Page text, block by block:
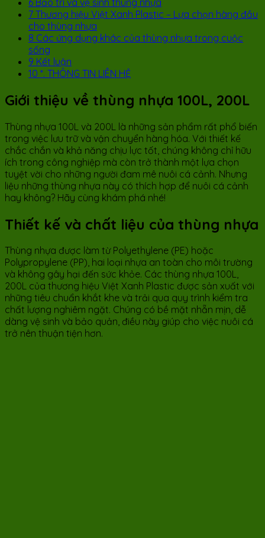
7 Thương hiệu Việt Xanh Plastic – Lựa chọn hàng đầu
cho thùng nhựa
8 Các ứng dụng khác của thùng nhựa trong cuộc
sống
9 Kết luận
10 *. THÔNG TIN LIÊN HỆ
Giới thiệu về thùng nhựa 100L, 200L
Thùng nhựa 100L và 200L là những sản phẩm rất phổ biến
trong việc lưu trữ và vận chuyển hàng hóa. Với thiết kế
chắc chắn và khả năng chịu lực tốt, chúng không chỉ hữu
ích trong công nghiệp mà còn trở thành một lựa chọn
tuyệt vời cho những người đam mê nuôi cá cảnh. Nhưng
liệu những thùng nhựa này có thích hợp để nuôi cá cảnh
hay không? Hãy cùng khám phá nhé!
Thiết kế và chất liệu của thùng nhựa
Thùng nhựa được làm từ Polyethylene (PE) hoặc
Polypropylene (PP), hai loại nhựa an toàn cho môi trường
và không gây hại đến sức khỏe. Các thùng nhựa 100L,
200L của thương hiệu Việt Xanh Plastic được sản xuất với
những tiêu chuẩn khắt khe và trải qua quy trình kiểm tra
chất lượng nghiêm ngặt. Chúng có bề mặt nhẵn mịn, dễ
dàng vệ sinh và bảo quản, điều này giúp cho việc nuôi cá
trở nên thuận tiện hơn.